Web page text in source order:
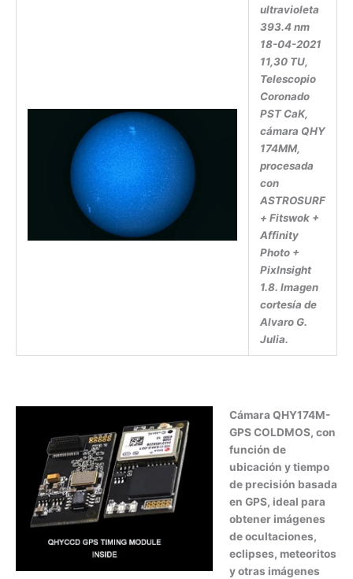
ultravioleta
393.4 nm
18-04-2021
11,30 TU,
Telescopio
Coronado
PST CaK,
cámara QHY
174MM,
procesada
con
ASTROSURF
+ Fitswok +
Affinity
Photo +
PixInsight
1.8. Imagen
cortesía de
Alvaro G.
Julia.
Cámara QHY174M-
GPS COLDMOS, con
función de
ubicación y tiempo
de precisión basada
en GPS, ideal para
obtener imágenes
de ocultaciones,
eclipses, meteoritos
y otras imágenes